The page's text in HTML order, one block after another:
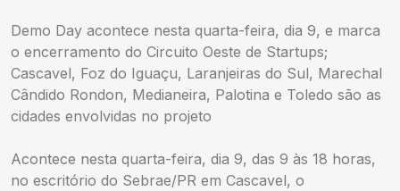
Demo Day acontece nesta quarta-feira, dia 9, e marca
o encerramento do Circuito Oeste de Startups;
Cascavel, Foz do Iguaçu, Laranjeiras do Sul, Marechal
Cândido Rondon, Medianeira, Palotina e Toledo são as
cidades envolvidas no projeto
Acontece nesta quarta-feira, dia 9, das 9 às 18 horas,
no escritório do Sebrae/PR em Cascavel, o